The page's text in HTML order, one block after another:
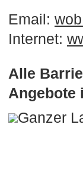
Email:
Internet:
Alle
Angebote
Ganzer